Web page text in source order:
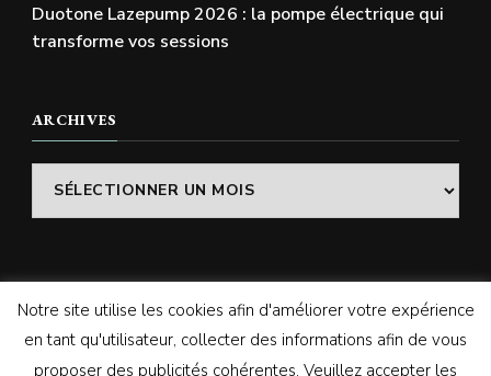
Duotone Lazepump 2026 : la pompe électrique qui
transforme vos sessions
ARCHIVES
Archives
© Copyright 2026SWELLADDICTION | Le blog. Tous
droits réservés.Vilva | Développé parBlossom
Notre site utilise les cookies afin d'améliorer votre expérience
en tant qu'utilisateur, collecter des informations afin de vous
proposer des publicités cohérentes. Veuillez accepter les